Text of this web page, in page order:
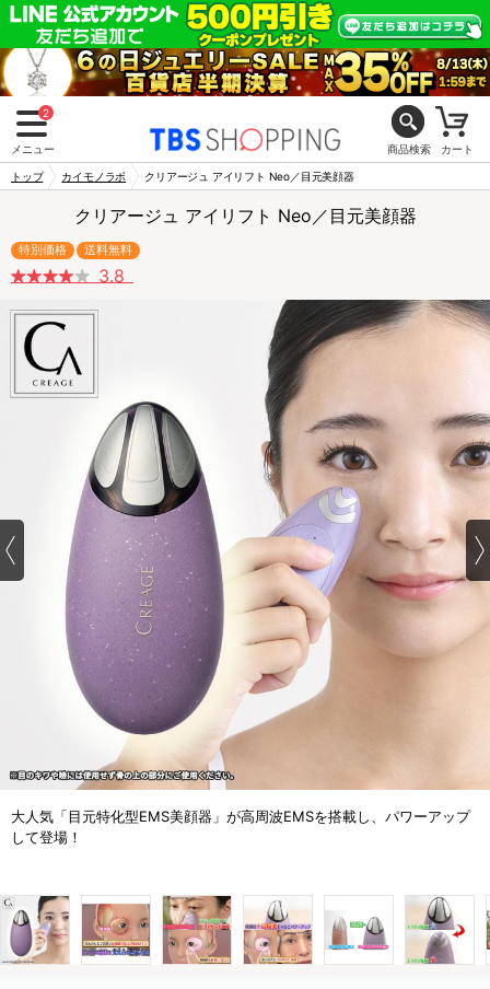
2
メニュー 商品検索 カート
トップ カイモノラボ クリアージュ アイリフト Neo／目元美顔器
クリアージュ アイリフト Neo／目元美顔器
特別価格 送料無料
3.8
大人気「目元特化型EMS美顔器」が高周波EMSを搭載し、パワーアップ
して登場！